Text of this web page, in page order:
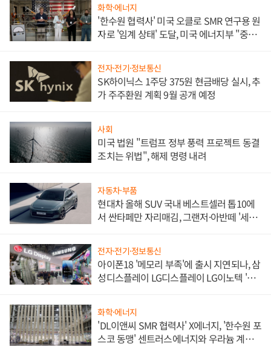
화학·에너지
'한수원 협력사' 미국 오클로 SMR 연구용 원
자로 '임계 상태' 도달, 미국 에너지부 "중요
전자·전기·정보통신
SK하이닉스 1주당 375원 현금배당 실시, 추
가 주주환원 계획 9월 공개 예정
사회
미국 법원 "트럼프 정부 풍력 프로젝트 동결
조치는 위법", 해제 명령 내려
자동차·부품
현대차 올해 SUV 국내 베스트셀러 톱10에
서 싼타페만 자리매김, 그랜저·아반떼 '세단
전자·전기·정보통신
아이폰18 '메모리 부족'에 출시 지연되나, 삼
성디스플레이 LG디스플레이 LG이노텍 '탈
화학·에너지
'DL이앤씨 SMR 협력사' X에너지, '한수원 포
스코 동맹' 센트러스에너지와 우라늄 계약